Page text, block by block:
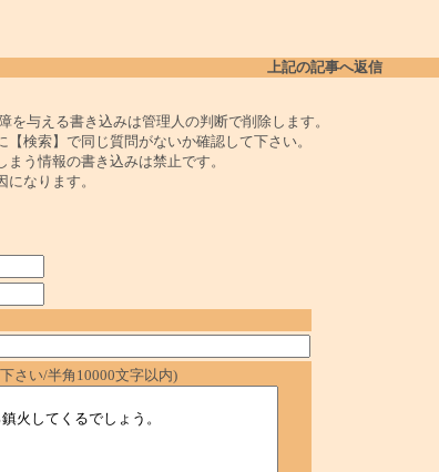
上記の記事へ返信
与える書き込みは管理人の判断で削除します。
検索】で同じ質問がないか確認して下さい。
う情報の書き込みは禁止です。
なります。
さい/半角10000文字以内)